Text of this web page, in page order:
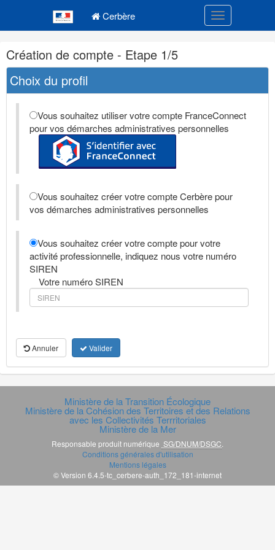
Cerbère Toggle
Navigation
et
outils
annexes
Création de compte - Etape 1/5
Choix du profil
Vous souhaitez utiliser votre compte FranceConnect
pour vos démarches administratives personnelles
Vous souhaitez créer votre compte Cerbère pour
vos démarches administratives personnelles
Vous souhaitez créer votre compte pour votre
activité professionnelle, indiquez nous votre numéro
SIREN
Votre numéro SIREN
Annuler Valider
Ministère de la Transition Écologique
Ministère de la Cohésion des Territoires et des Relations
avec les Collectivités Terrritoriales
Ministère de la Mer
Responsable produit numérique SG/DNUM/DSGC
Conditions générales d'utilisation
Mentions légales
© Version 6.4.5-tc_cerbere-auth_172_181-internet